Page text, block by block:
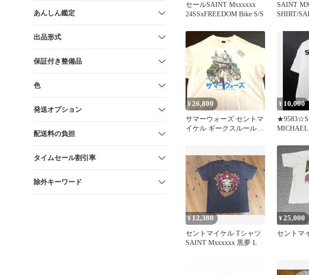
あんしん鑑定
出品形式
保証付き整備品
色
発送オプション
配送料の負担
タイムセール割引率
除外キーワード
セールSAINT Mxxxxxx
24SSxFREEDOM Bike S/S
SAINT
SHIRT/
¥26,800
サマーウォーズ セントマ
イケル ギークスルール
¥ 10,000
MICHAEL
23AW
ォトプリ
ツ 極美
¥ 12,380
セントマイケル Tシャツ
SAINT Mxxxxxx 黒夢 L
¥25,000
セントマ